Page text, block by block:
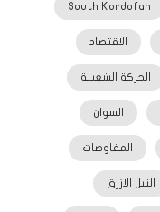
South Kordofan
الاقتصاد
الحركة الشعبية
السوان
المفاوضات
النيل الازرق